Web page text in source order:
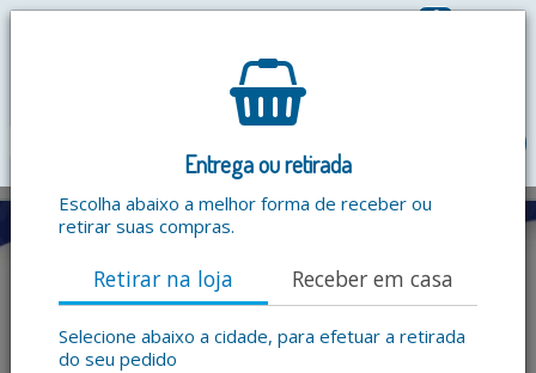
0
Entrega ou retirada
Escolha abaixo a melhor forma de receber ou
retirar suas compras.
Retirar na loja Receber em casa
Selecione abaixo a cidade, para efetuar a retirada
do seu pedido